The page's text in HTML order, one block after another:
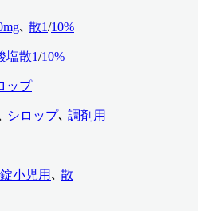
､ 散1/10%
塩散1/10%
ップ
シロップ､ 調剤用
錠小児用 ､ 散